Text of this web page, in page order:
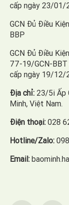
cấp ngày 23/01/
GCN Đủ Điều
BBP
GCN Đủ Điều
77-19/GCN-
cấp ngày 19/12/
Địa chỉ: 23/5i Ấp
Minh, Việt Nam.
Điện thoại: 028
Hotline/Zalo:
Email: